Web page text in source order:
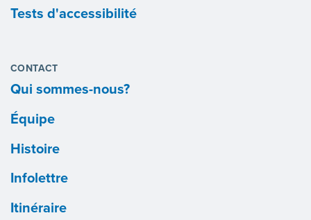
Tests d'accessibilité
CONTACT
Qui sommes-nous?
Équipe
Histoire
Infolettre
Itinéraire